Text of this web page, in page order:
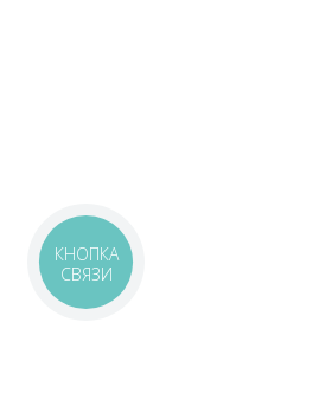
КНОПКА
СВЯЗИ